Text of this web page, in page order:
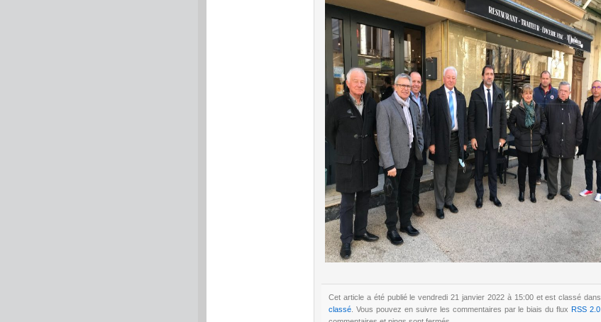
Cet article a été publié le vendredi 21 janvier 2022 à 15:00 et est classé dans
classé . Vous pouvez en suivre les commentaires par le biais du fluxRSS 2.0